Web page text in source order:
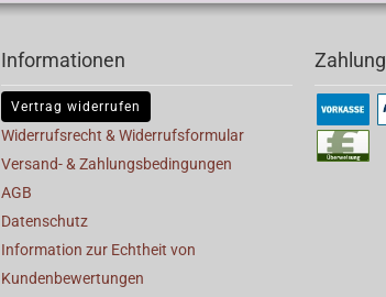
Informationen
Vertrag widerrufen
Widerrufsrecht & Widerrufsformular
Versand- & Zahlungsbedingungen
AGB
Datenschutz
Information zur Echtheit von
Kundenbewertungen
Zahlung